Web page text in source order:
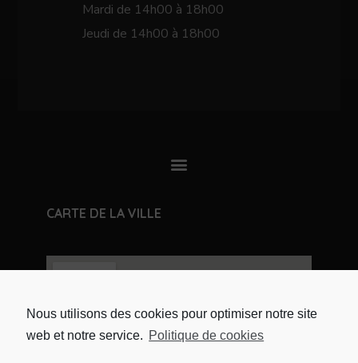
Mardi de 14h00 à 18h00
Jeudi de 14h00 à 18h00
CARTE DE LA VILLE
Nous utilisons des cookies pour optimiser notre site
web et notre service. Politique de cookies